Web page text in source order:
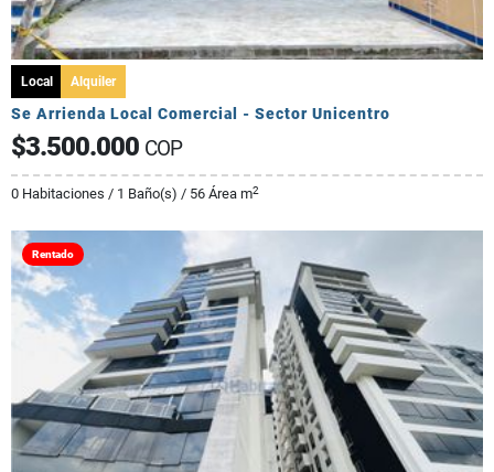
Local Alquiler
Se Arrienda Local Comercial - Sector Unicentro
$3.500.000 COP
0 Habitaciones / 1 Baño(s) / 56 Área m2
Rentado